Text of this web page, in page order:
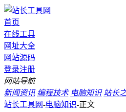
首页
在线工具
网址大全
网站源码
登录注册
网站导航
新闻资讯 编程技术 电脑知识 站长
站长工具网-电脑知识-正文